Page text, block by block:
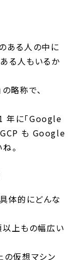
ある人の中に
る人もいるか
略称で、
年に「Google
GCP も Google
。
体的にどんな
上もの幅広い
の仮想マシン